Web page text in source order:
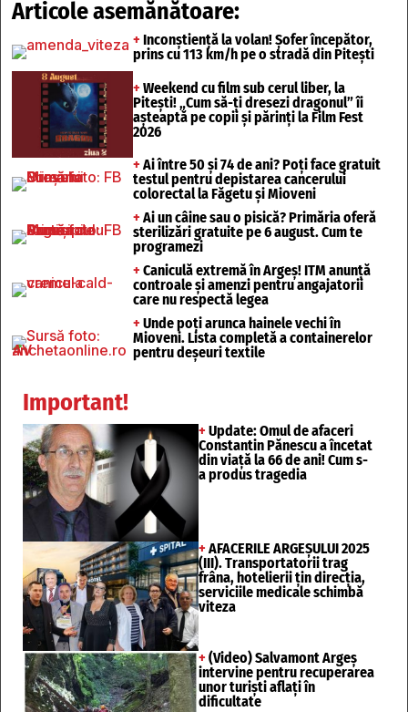
Articole asemănătoare:
+ Inconștiență la volan! Șofer începător,
prins cu 113 km/h pe o stradă din Pitești
+ Weekend cu film sub cerul liber, la
Pitești! „Cum să-ți dresezi dragonul” îi
așteaptă pe copii și părinți la Film Fest
2026
+ Ai între 50 și 74 de ani? Poți face gratuit
testul pentru depistarea cancerului
colorectal la Făgetu și Mioveni
+ Ai un câine sau o pisică? Primăria oferă
sterilizări gratuite pe 6 august. Cum te
programezi
+ Caniculă extremă în Argeș! ITM anunță
controale și amenzi pentru angajatorii
care nu respectă legea
+ Unde poți arunca hainele vechi în
Mioveni. Lista completă a containerelor
pentru deșeuri textile
Important!
+ Update: Omul de afaceri
Constantin Pănescu a încetat
din viață la 66 de ani! Cum s-
a produs tragedia
+ AFACERILE ARGEȘULUI 2025
(III). Transportatorii trag
frâna, hotelierii țin direcția,
serviciile medicale schimbă
viteza
+ (Video) Salvamont Argeș
intervine pentru recuperarea
unor turişti aflaţi în
dificultate